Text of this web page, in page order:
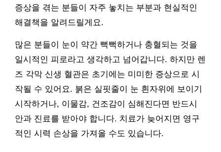
증상을 겪는 분들이 자주 놓치는 부분과 현실적인
해결책을 알려드릴게요.
많은 분들이 눈이 약간 뻑뻑하거나 충혈되는 것을
일시적인 피로라고 생각하고 넘어갑니다. 하지만 렌
즈 각막 신생 혈관은 초기에는 미미한 증상으로 시
작될 수 있어요. 붉은 실핏줄이 눈 흰자위에 보이기
시작하거나, 이물감, 건조감이 심해진다면 반드시
안과 진료를 받아야 합니다. 치료가 늦어지면 영구
적인 시력 손상을 가져올 수도 있습니다.